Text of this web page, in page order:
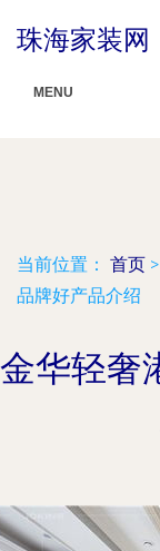
珠海家装网
MENU
当前位置： 首页 >
品牌好产品介绍
金华轻奢